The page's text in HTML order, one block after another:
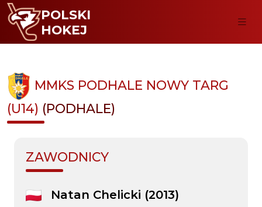
POLSKI
HOKEJ
MMKS PODHALE NOWY TARG
(U14) (PODHALE)
ZAWODNICY
Natan Chelicki (2013)